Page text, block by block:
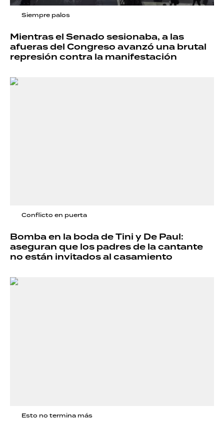
Siempre palos
Mientras el Senado sesionaba, a las
afueras del Congreso avanzó una brutal
represión contra la manifestación
Conflicto en puerta
Bomba en la boda de Tini y De Paul:
aseguran que los padres de la cantante
no están invitados al casamiento
Esto no termina más